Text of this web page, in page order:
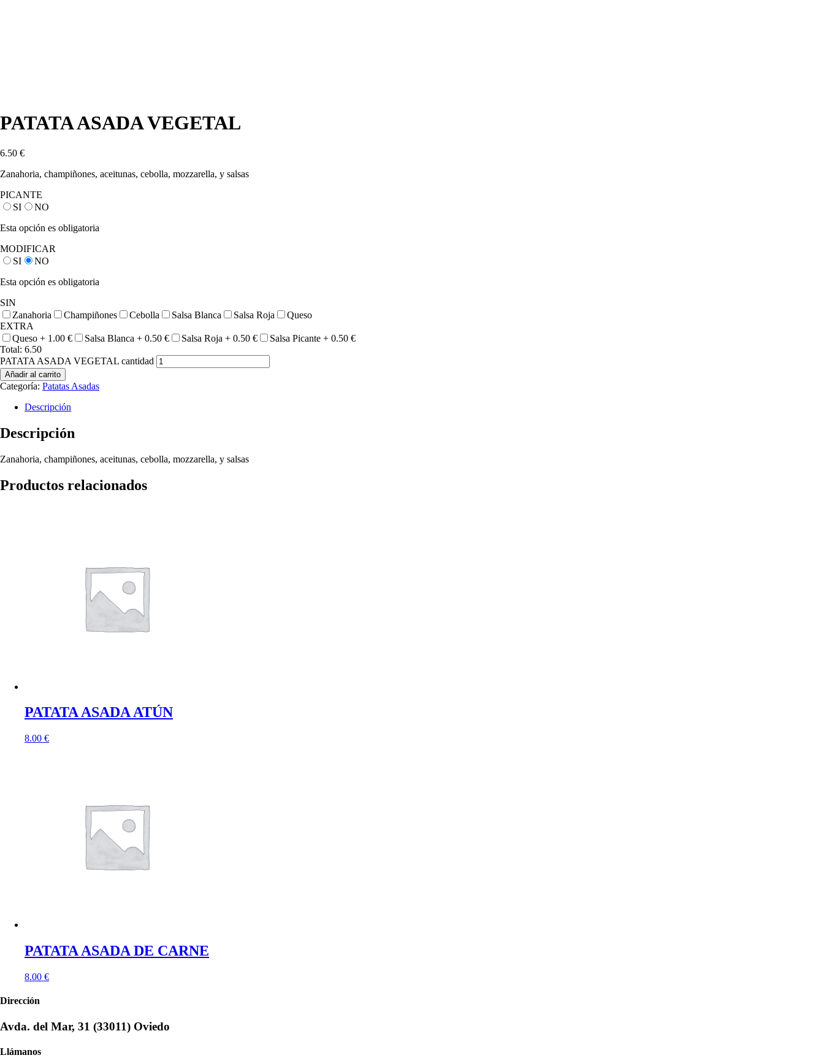
PATATA ASADA VEGETAL
6.50 €
Zanahoria, champiñones, aceitunas, cebolla, mozzarella, y salsas
PICANTE
SI
NO
Esta opción es obligatoria
MODIFICAR
SI
NO
Esta opción es obligatoria
SIN
Zanahoria
Champiñones Cebolla Salsa Blanca Salsa Roja
Queso
EXTRA
Queso + 1.00 € Salsa Blanca + 0.50 € Salsa Roja + 0.50 € Salsa Picante + 0.50 €
Total: 6.50
PATATA ASADA VEGETAL cantidad
Añadir al carrito
Categoría: Patatas Asadas
Descripción
Descripción
Zanahoria, champiñones, aceitunas, cebolla, mozzarella, y salsas
Productos relacionados
PATATA ASADA ATÚN
8.00 €
PATATA ASADA DE CARNE
8.00 €
Dirección
Avda. del Mar, 31 (33011) Oviedo
Llámanos